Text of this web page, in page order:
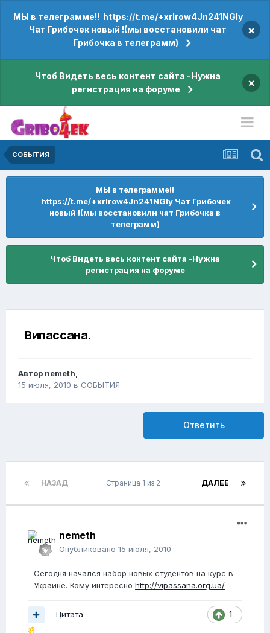
МЫ в телеграмме!! https://t.me/+xrIrow4Jn241NGIy
Чат Грибочек новый !(мы восстановили чат
Грибочка в телеграмм)
×
Чтоб Видеть весь контент сайта -Нужна
регистрация на форуме
×
СОБЫТИЯ
МЫ в телеграмме!!
https://t.me/+xrIrow4Jn241NGIy Чат Грибочек
новый !(мы восстановили чат Грибочка в
телеграмм)
Чтоб Видеть весь контент сайта -Нужна
регистрация на форуме
Випассана.
Автор nemeth,
15 июля, 2010 в СОБЫТИЯ
Ответить
НАЗАД ДАЛЕЕ
Страница 1 из 2
nemeth
Опубликовано 15 июля, 2010
Сегодня начался набор новых студентов на курс в
Украине. Кому интересно http://vipassana.org.ua/
1
Цитата
ॐ